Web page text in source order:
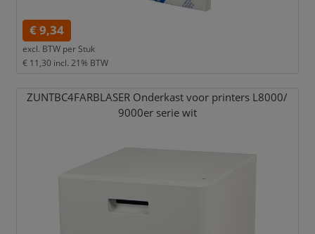
€ 9,34
excl. BTW per Stuk
€ 11,30 incl. 21% BTW
ZUNTBC4FARBLASER Onderkast voor printers L8000/
9000er serie wit